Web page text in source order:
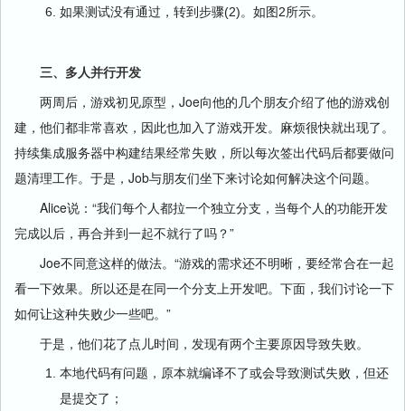
如果测试没有通过，转到步骤(2)。如图2所示。
三、多人并行开发
两周后，游戏初见原型，Joe向他的几个朋友介绍了他的游戏创
建，他们都非常喜欢，因此也加入了游戏开发。麻烦很快就出现了。
持续集成服务器中构建结果经常失败，所以每次签出代码后都要做问
题清理工作。于是，Job与朋友们坐下来讨论如何解决这个问题。
Alice说：“我们每个人都拉一个独立分支，当每个人的功能开发
完成以后，再合并到一起不就行了吗？”
Joe不同意这样的做法。“游戏的需求还不明晰，要经常合在一起
看一下效果。所以还是在同一个分支上开发吧。下面，我们讨论一下
如何让这种失败少一些吧。”
于是，他们花了点儿时间，发现有两个主要原因导致失败。
本地代码有问题，原本就编译不了或会导致测试失败，但还
是提交了；